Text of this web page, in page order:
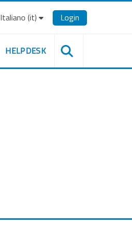
Italiano ‎(it)‎ Login
HELPDESK